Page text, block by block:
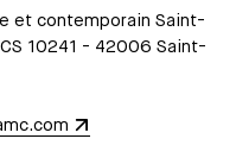
et contemporain Saint-
10241 - 42006 Saint-